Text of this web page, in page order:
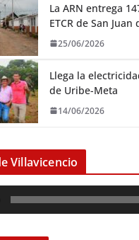
La ARN entrega
ETCR de San Juan
25/06/2026
Llega la
de Uribe-Meta
14/06/2026
Villavicencio